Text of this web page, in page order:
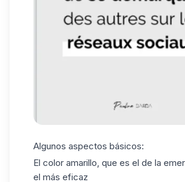
Algunos aspectos básicos:
El color amarillo, que es el de la
el más eficaz